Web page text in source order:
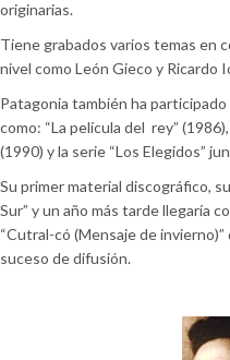
originarias.
Tiene grabados varios temas en
nivel como León Gieco y Ricardo
Patagonia también ha
como: “La película del rey”
(1990) y la serie “Los Elegidos”
Su primer material discográfico,
Sur” y un año más tarde llegaría
“Cutral-có (Mensaje de
suceso de difusión.